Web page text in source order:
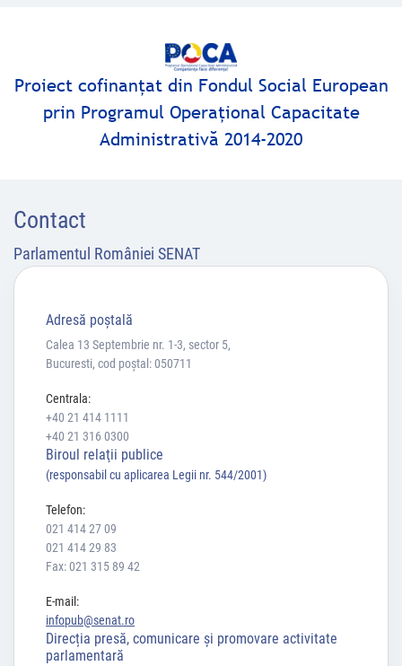
Proiect cofinanţat din Fondul Social European
prin Programul Operaţional Capacitate
Administrativă 2014-2020
Contact
Parlamentul României SENAT
Adresă poştală
Calea 13 Septembrie nr. 1-3, sector 5,
Bucuresti, cod poștal: 050711
Centrala:
+40 21 414 1111
+40 21 316 0300
Biroul relaţii publice
(responsabil cu aplicarea Legii nr. 544/2001)
Telefon:
021 414 27 09
021 414 29 83
Fax: 021 315 89 42
E-mail:
infopub@senat.ro
Direcția presă, comunicare și promovare activitate
parlamentară